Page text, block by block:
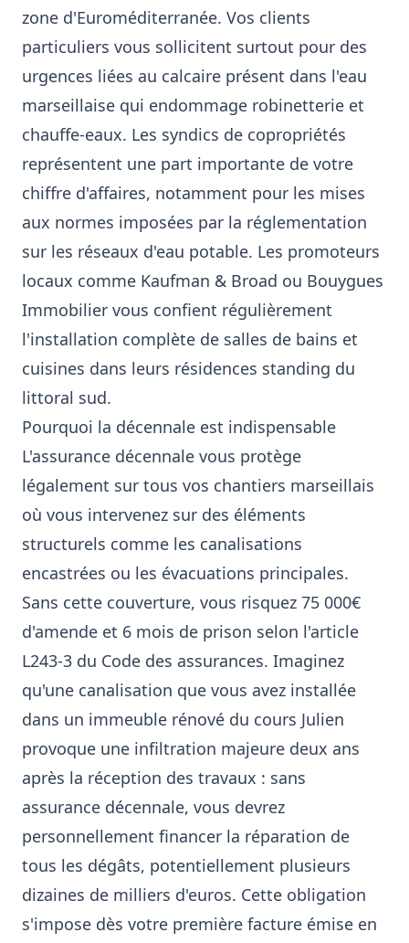
zone d'Euroméditerranée. Vos clients
particuliers vous sollicitent surtout pour des
urgences liées au calcaire présent dans l'eau
marseillaise qui endommage robinetterie et
chauffe-eaux. Les syndics de copropriétés
représentent une part importante de votre
chiffre d'affaires, notamment pour les mises
aux normes imposées par la réglementation
sur les réseaux d'eau potable. Les promoteurs
locaux comme Kaufman & Broad ou Bouygues
Immobilier vous confient régulièrement
l'installation complète de salles de bains et
cuisines dans leurs résidences standing du
littoral sud.
Pourquoi la décennale est indispensable
L'assurance décennale vous protège
légalement sur tous vos chantiers marseillais
où vous intervenez sur des éléments
structurels comme les canalisations
encastrées ou les évacuations principales.
Sans cette couverture, vous risquez 75 000€
d'amende et 6 mois de prison selon l'article
L243-3 du Code des assurances. Imaginez
qu'une canalisation que vous avez installée
dans un immeuble rénové du cours Julien
provoque une infiltration majeure deux ans
après la réception des travaux : sans
assurance décennale, vous devrez
personnellement financer la réparation de
tous les dégâts, potentiellement plusieurs
dizaines de milliers d'euros. Cette obligation
s'impose dès votre première facture émise en